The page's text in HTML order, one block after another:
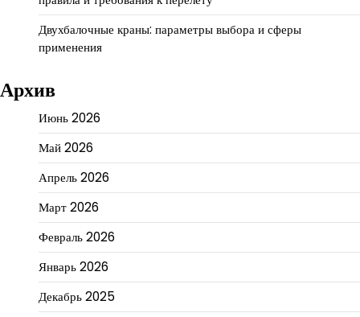
Двухбалочные краны: параметры выбора и сферы
применения
Архив
Июнь 2026
Май 2026
Апрель 2026
Март 2026
Февраль 2026
Январь 2026
Декабрь 2025